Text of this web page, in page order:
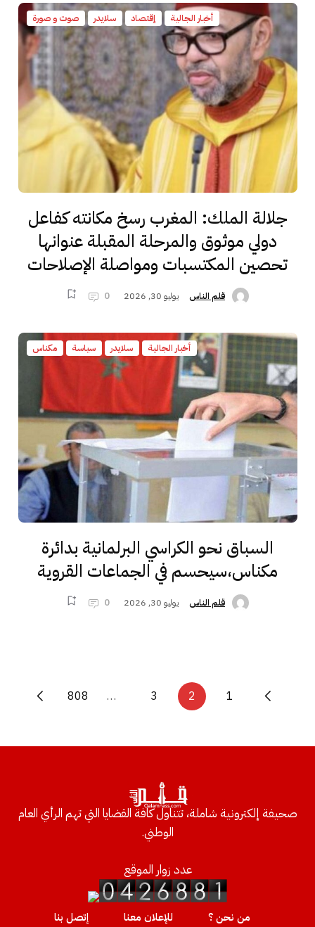
أخبار الجالية إقتصاد سلايدر صوت و صورة
جلالة الملك: المغرب رسخ مكانته كفاعل
دولي موثوق والمرحلة المقبلة عنوانها
تحصين المكتسبات ومواصلة الإصلاحات
قلم الناس يوليو 30, 2026 0
أخبار الجالية سلايدر سياسة مكناس
السباق نحو الكراسي البرلمانية بدائرة
مكناس،سيحسم في الجماعات القروية
قلم الناس يوليو 30, 2026 0
1
2
3
…
808
صحيفة إلكترونية شاملة، تتناول كافة القضايا التي تهم الرأي العام
الوطني.
عدد زوار الموقع
من نحن ؟ للإعلان معنا إتصل بنا